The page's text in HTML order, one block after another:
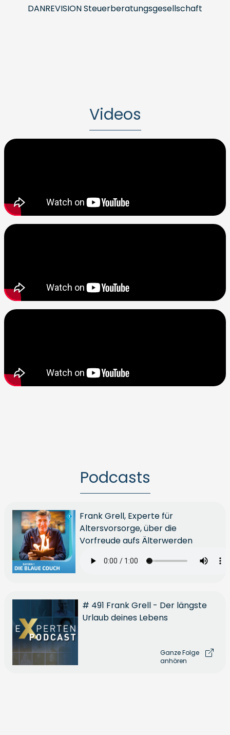
DANREVISION Steuerberatungsgesellschaft
Videos
Podcasts
Frank Grell, Experte für
Altersvorsorge, über die
Vorfreude aufs Älterwerden
# 491 Frank Grell - Der längste
Urlaub deines Lebens
Ganze Folge
anhören